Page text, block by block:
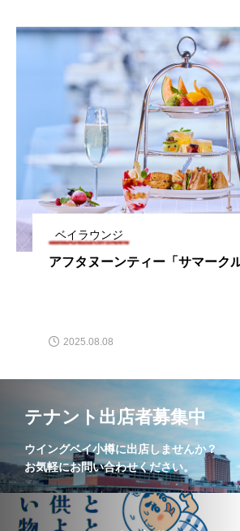
マスクルーズ」
2025.12.10 アフタヌーンティ「ウ
2025.10.14 アフタヌーンティ「オー
実りの秋～」
2025.08.08 アフタヌーンティー「
イラウンジ
フタヌーンティー「サマークルーズ」
2025.08.08
テナント出店者募集中
ウイングベイ小樽に出店しませんか？
お気軽にお問い合わせください。